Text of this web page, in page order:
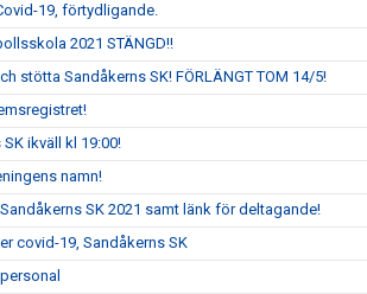
19, förtydligande.
2021 STÄNGD!!
stötta Sandåkerns SK! FÖRLÄNGT TOM 14/5!
ikväll kl 19:00!
namn!
SK 2021 samt länk för deltagande!
covid-19, Sandåkerns SK